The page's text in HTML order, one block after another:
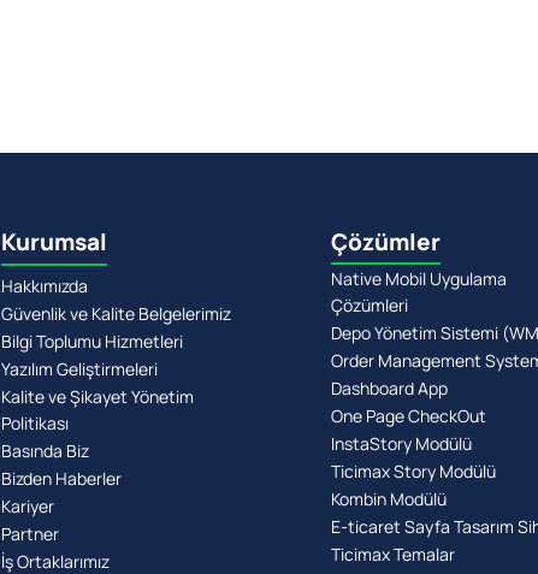
Kurumsal
Hakkımızda
Güvenlik ve Kalite Belgelerimiz
Bilgi Toplumu Hizmetleri
Yazılım Geliştirmeleri
Kalite ve Şikayet Yönetim
Politikası
Basında Biz
Bizden Haberler
Kariyer
Partner
İş Ortaklarımız
Çözümler
Native Mobil Uygulama
Çözümleri
Depo Yönetim Sistemi
Order Management
Dashboard App
One Page CheckOut
InstaStory Modülü
Ticimax Story Modülü
Kombin Modülü
E-ticaret Sayfa Tasarım
Ticimax Temalar